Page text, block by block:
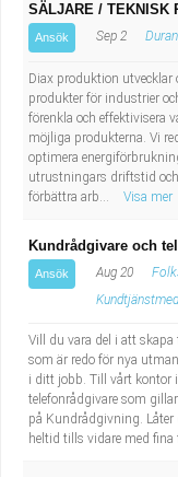
SÄLJARE / TEKNISK
Ansök Sep 2
Diax produktion
produkter för industrier
förenkla och effektivisera
möjliga produkterna. Vi
optimera
utrustningars driftstid
förbättra arb...
Visa mer
Kundrådgivare och
Ansök Aug 20
Vill du vara del i att skapa
som är redo för nya
i ditt jobb. Till vårt kontor
telefonrådgivare som
på Kundrådgivning. Låter
heltid tills vidare med